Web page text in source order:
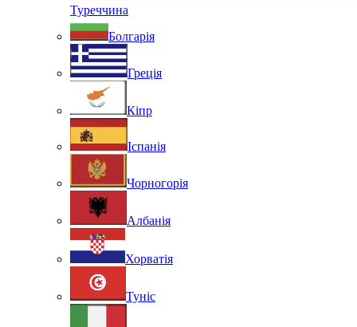
Туреччина
Болгарія
Греція
Кіпр
Іспанія
Чорногорія
Албанія
Хорватія
Туніс